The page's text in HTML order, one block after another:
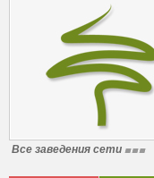
Все заведения сети